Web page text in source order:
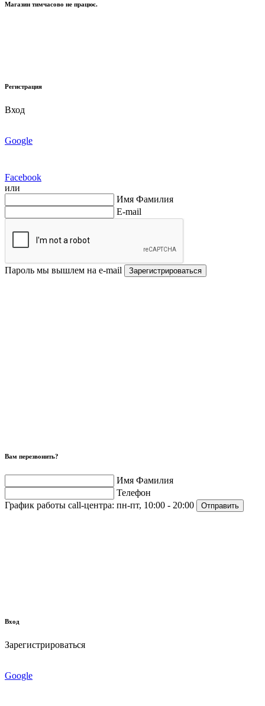
Магазин тимчасово не працює.
Регистрация
Вход
Google
Facebook
или
Имя Фамилия
E-mail
Пароль мы вышлем на e-mail Зарегистрироваться
Вам перезвонить?
Имя Фамилия
Телефон
График работы call-центра: пн-пт, 10:00 - 20:00 Отправить
Вход
Зарегистрироваться
Google